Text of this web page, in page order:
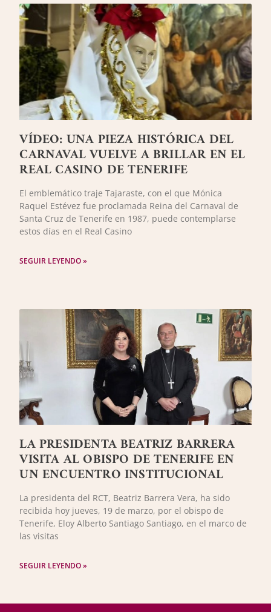
VÍDEO: UNA PIEZA HISTÓRICA DEL
CARNAVAL VUELVE A BRILLAR EN EL
REAL CASINO DE TENERIFE
El emblemático traje Tajaraste, con el que Mónica
Raquel Estévez fue proclamada Reina del Carnaval de
Santa Cruz de Tenerife en 1987, puede contemplarse
estos días en el Real Casino
SEGUIR LEYENDO »
LA PRESIDENTA BEATRIZ BARRERA
VISITA AL OBISPO DE TENERIFE EN
UN ENCUENTRO INSTITUCIONAL
La presidenta del RCT, Beatriz Barrera Vera, ha sido
recibida hoy jueves, 19 de marzo, por el obispo de
Tenerife, Eloy Alberto Santiago Santiago, en el marco de
las visitas
SEGUIR LEYENDO »